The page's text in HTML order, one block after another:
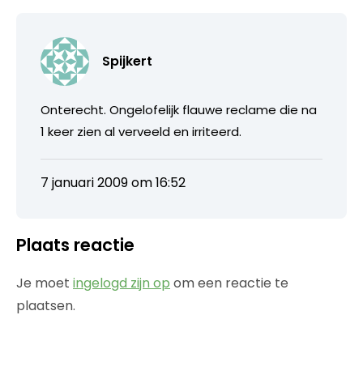
Spijkert
Onterecht. Ongelofelijk flauwe reclame die na
1 keer zien al verveeld en irriteerd.
7 januari 2009 om 16:52
Plaats reactie
Je moet ingelogd zijn op om een reactie te
plaatsen.